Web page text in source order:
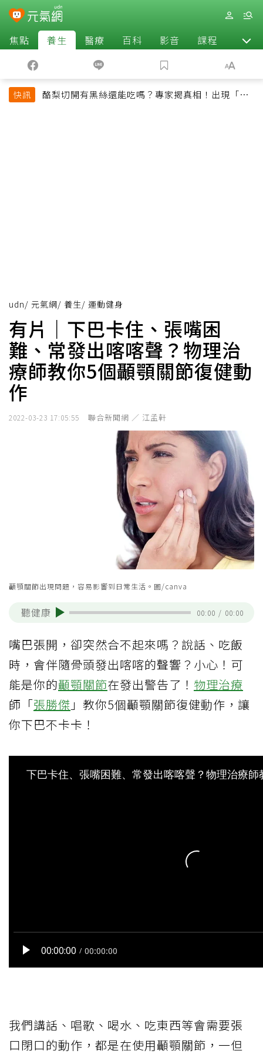
焦點 養生 醫療 百科 影音 課程 退休
快訊
酪梨切開有黑絲還能吃嗎？專家揭真相！出現「3情
udn/ 元氣網/ 養生/ 運動健身
有片｜下巴卡住、張嘴困
難、常發出喀喀聲？物理治
療師教你5個顳顎關節復健動
作
2022-03-23 17:05:55 聯合新聞網 ／ 江孟軒
顳顎關節出現問題，容易影響到日常生活。圖/canva
聽健康 00:00 / 00:00
嘴巴張開，卻突然合不起來嗎？說話、吃飯
時，會伴隨骨頭發出喀喀的聲響？小心！可
能是你的顳顎關節在發出警告了！ 物理治療
師「張勝傑 」教你5個顳顎關節復健動作，讓
你下巴不卡卡！
我們講話、唱歌、喝水、吃東西等會需要張
口閉口的動作，都是在使用顳顎關節，一但